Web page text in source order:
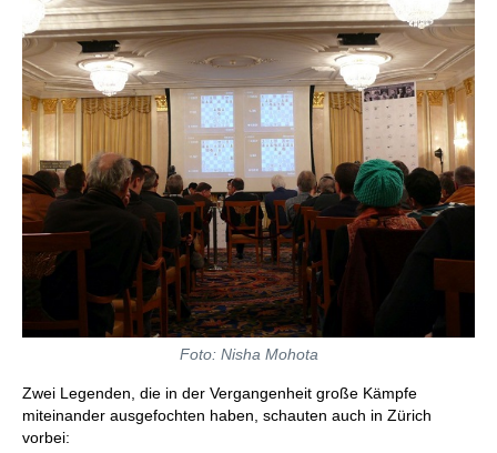
Foto: Nisha Mohota
Zwei Legenden, die in der Vergangenheit große Kämpfe
miteinander ausgefochten haben, schauten auch in Zürich
vorbei: